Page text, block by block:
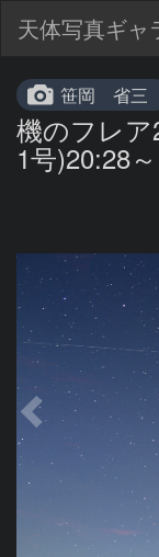
天体写真ギャ
笹岡 省三
機のフレア
1号)20:28～